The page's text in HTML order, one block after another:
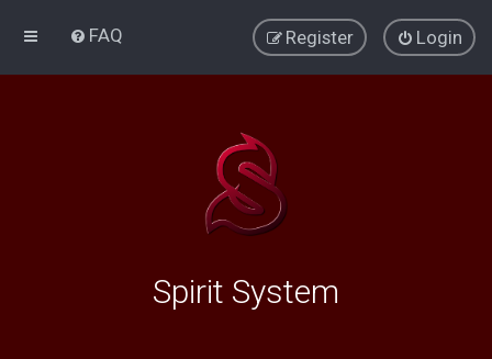
FAQ Login
Register
Spirit System